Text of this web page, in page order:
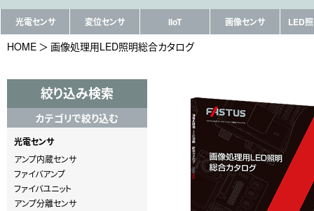
光電センサ 変位センサ IIoT 画像センサ LED照
HOME 画像処理用LED照明総合カタログ
絞り込み検索
カテゴリで絞り込む
光電センサ
アンプ内蔵センサ
ファイバアンプ
ファイバユニット
アンプ分離センサ